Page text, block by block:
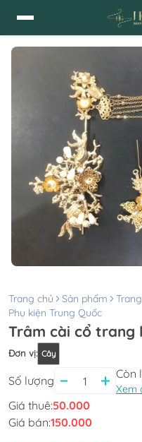
Trang chủ Sản phẩm
Phụ kiện Trung Quốc
Trâm cài cổ trang
Đơn vị: Cây
Số lượng
Còn
Xem
Giá thuê:50.000
Giá bán:150.000